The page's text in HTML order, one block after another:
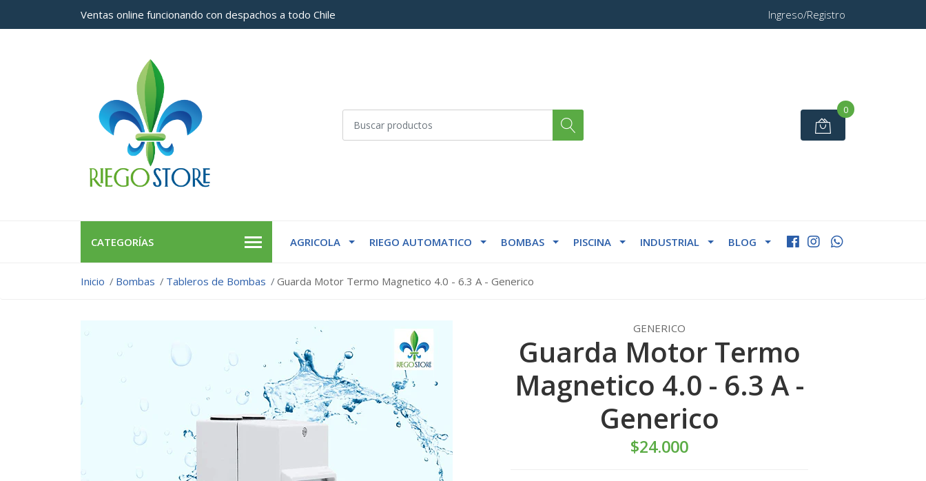
Ventas online funcionando con despachos a todo Chile Ingreso/Registro
0
CATEGORÍAS AGRICOLA RIEGO AUTOMATICO BOMBAS PISCINA INDUSTRIAL BLOG
Inicio Bombas Tableros de Bombas Guarda Motor Termo Magnetico 4.0 - 6.3 A - Generico
GENERICO
Guarda Motor Termo
Magnetico 4.0 - 6.3 A -
Generico
$24.000